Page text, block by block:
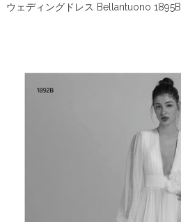
ウェディングドレス Bellantuono 1895B